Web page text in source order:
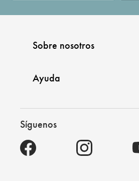
Sobre nosotros
Ayuda
Síguenos